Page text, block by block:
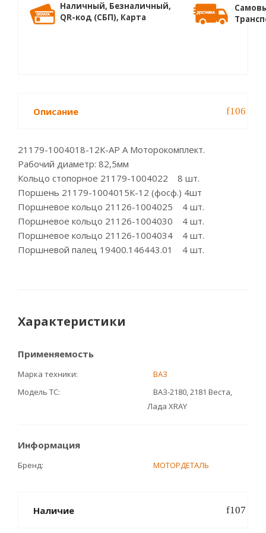
Наличный, Безналичный,
QR-код (СБП), Карта
Описание
21179-1004018-12К-АР A Моторокомплект.
Рабочий диаметр: 82,5мм
Кольцо стопорное 21179-1004022 8 шт.
Поршень 21179-1004015К-12 (фосф.) 4шт
Поршневое кольцо 21126-1004025 4 шт.
Поршневое кольцо 21126-1004030 4 шт.
Поршневое кольцо 21126-1004034 4 шт.
Поршневой палец 19400.146443.01 4 шт.
Характеристики
Применяемость
Марка техники
ВАЗ
Модель ТС
ВАЗ-2180, 2181 Веста,
Лада XRAY
Информация
Бренд МОТОРДЕТАЛЬ
Наличие